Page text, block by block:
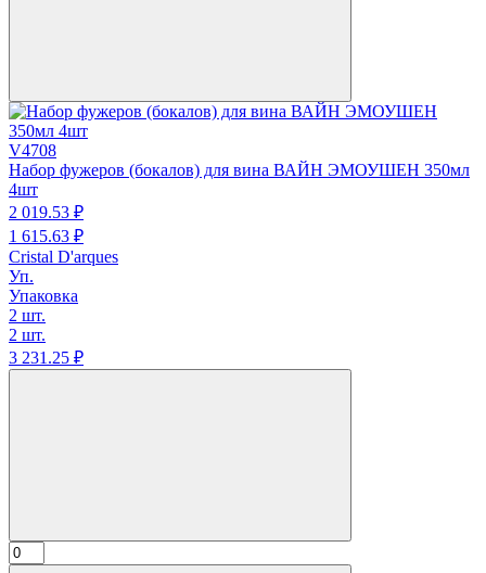
V4708
Набор фужеров (бокалов) для вина ВАЙН ЭМОУШЕН 350мл
4шт
2 019.53 ₽
1 615.63 ₽
Cristal D'arques
Уп.
Упаковка
2 шт.
2 шт.
3 231.25 ₽